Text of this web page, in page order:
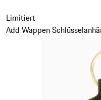
Limitiert
Add Wappen
Slide 7 von 20